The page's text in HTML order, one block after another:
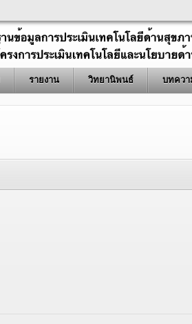
รายงาน วิทยานิพนธ์ บทควา